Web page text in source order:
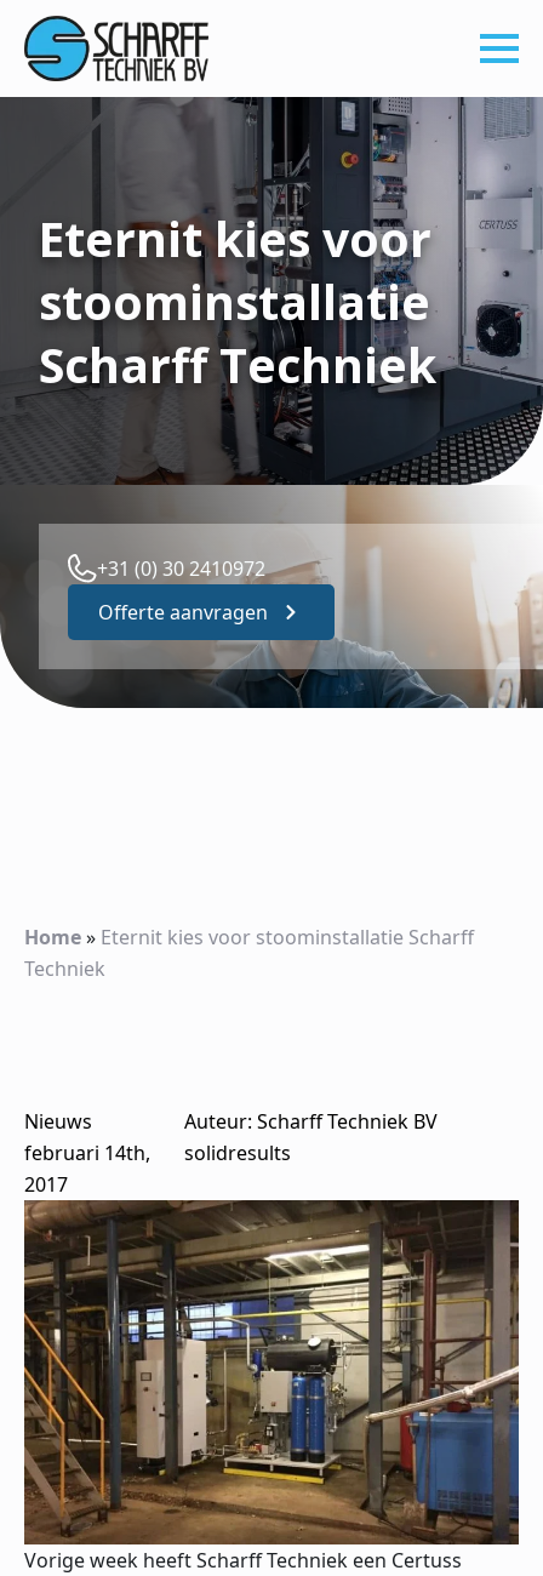
Eternit kies voor
stoominstallatie
Scharff Techniek
+31 (0) 30 2410972
Offerte aanvragen
Home» Eternit kies voor stoominstallatie Scharff
Techniek
Nieuws
februari 14th,
2017
Auteur: Scharff Techniek BV
solidresults
Vorige week heeft Scharff Techniek een Certuss